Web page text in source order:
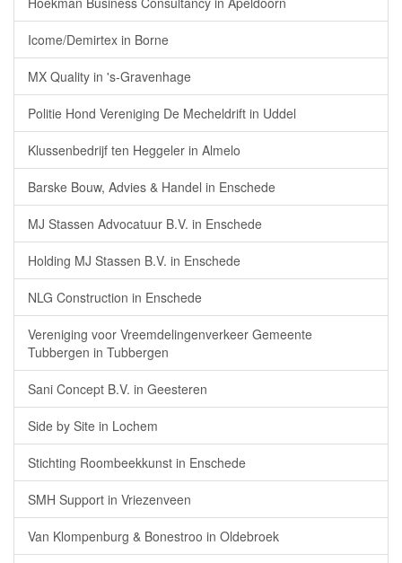
Icome/Demirtex in Borne
MX Quality in 's-Gravenhage
Politie Hond Vereniging De Mecheldrift in Uddel
Klussenbedrijf ten Heggeler in Almelo
Barske Bouw, Advies & Handel in Enschede
MJ Stassen Advocatuur B.V. in Enschede
Holding MJ Stassen B.V. in Enschede
NLG Construction in Enschede
Vereniging voor Vreemdelingenverkeer Gemeente
Tubbergen in Tubbergen
Sani Concept B.V. in Geesteren
Side by Site in Lochem
Stichting Roombeekkunst in Enschede
SMH Support in Vriezenveen
Van Klompenburg & Bonestroo in Oldebroek